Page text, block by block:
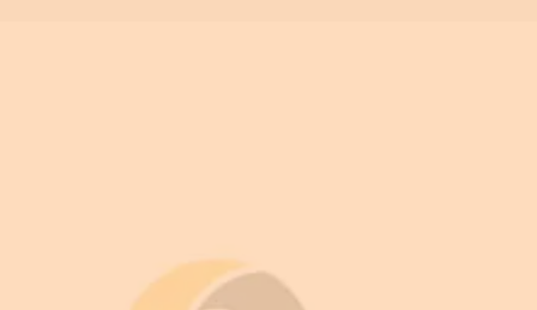
Equipement pour armoire électrique